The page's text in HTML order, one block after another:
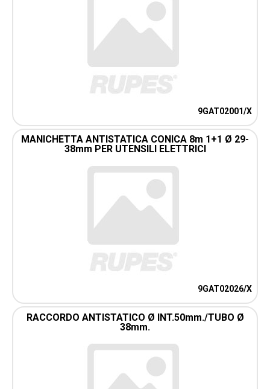
9GAT02001/X
MANICHETTA ANTISTATICA CONICA 8m 1+1 Ø 29-
38mm PER UTENSILI ELETTRICI
9GAT02026/X
RACCORDO ANTISTATICO Ø INT.50mm./TUBO Ø
38mm.